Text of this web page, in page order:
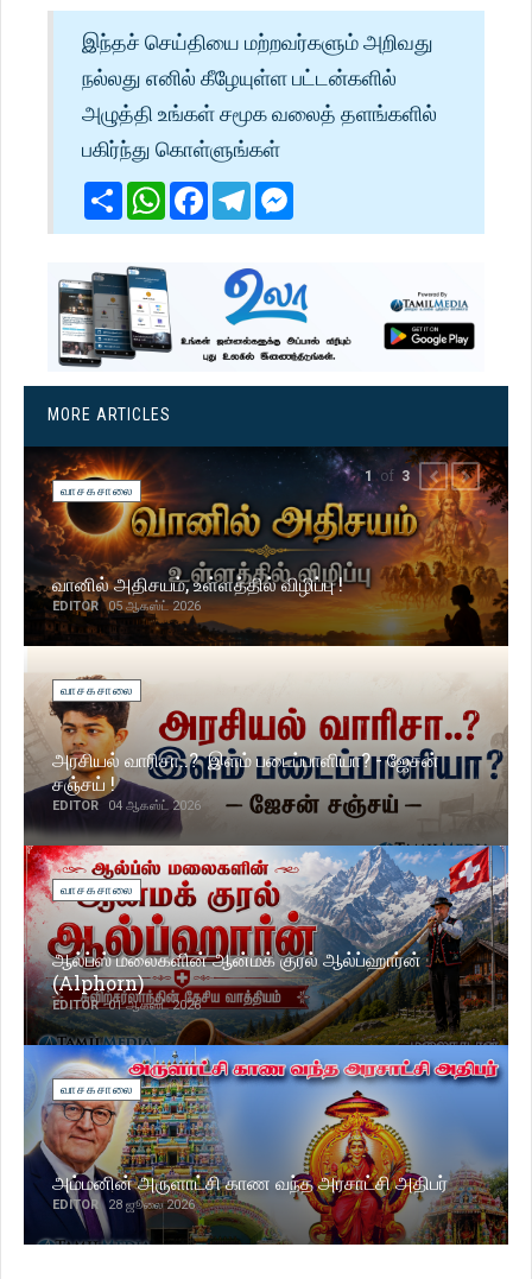
இந்தச் செய்தியை மற்றவர்களும் அறிவது
நல்லது எனில் கீழேயுள்ள பட்டன்களில்
அழுத்தி உங்கள் சமூக வலைத் தளங்களில்
பகிர்ந்து கொள்ளுங்கள்
ShareWhatsApp
Facebook
Telegram
MORE ARTICLES
வாசகசாலை
வானில் அதிசயம், உள்ளத்தில் விழிப்பு !
EDITOR 05 ஆகஸ்ட் 2026
வாசகசாலை
அரசியல் வாரிசா..? இளம் படைப்பாளியா? - ஜேசன்
சஞ்சய் !
EDITOR 04 ஆகஸ்ட் 2026
வாசகசாலை
ஆல்ப்ஸ் மலைகளின் ஆன்மக் குரல் ஆல்ப்ஹார்ன்
(Alphorn)
EDITOR 01 ஆகஸ்ட் 2026
வாசகசாலை
அம்மனின் அருளாட்சி காண வந்த அரசாட்சி அதிபர்
EDITOR 28 ஜூலை 2026
1 of3 PREVIOUS
NEXT